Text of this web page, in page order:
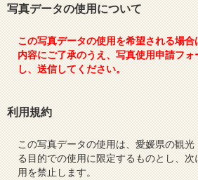
写真データの使用について
この写真データの使用を希望される場
内容にご了承のうえ、写真使用申請フ
し、送信してください。
利用規約
この写真データの使用は、愛媛県の観
る目的での使用に限定するものとし、
用を禁止します。